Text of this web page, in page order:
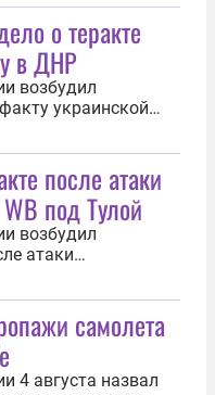
о теракте
в ДНР
возбудил
украинской
5 августа
СК РФ
следственным
уголовное
(ст. 205 УК РФ) в...
после атаки
под Тулой
возбудил
атаки
на
(WB) в Тульской
СК РФ Светлана
управлением
самолета
4 августа назвал